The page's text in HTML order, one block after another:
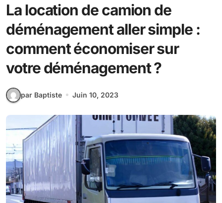
La location de camion de
déménagement aller simple :
comment économiser sur
votre déménagement ?
par Baptiste Juin 10, 2023